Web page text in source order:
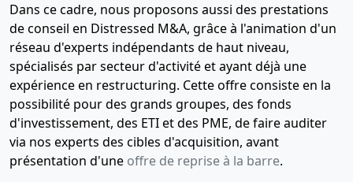
Dans ce cadre, nous proposons aussi des prestations
de conseil en Distressed M&A, grâce à l'animation d'un
réseau d'experts indépendants de haut niveau,
spécialisés par secteur d'activité et ayant déjà une
expérience en restructuring. Cette offre consiste en la
possibilité pour des grands groupes, des fonds
d'investissement, des ETI et des PME, de faire auditer
via nos experts des cibles d'acquisition, avant
présentation d'une offre de reprise à la barre.